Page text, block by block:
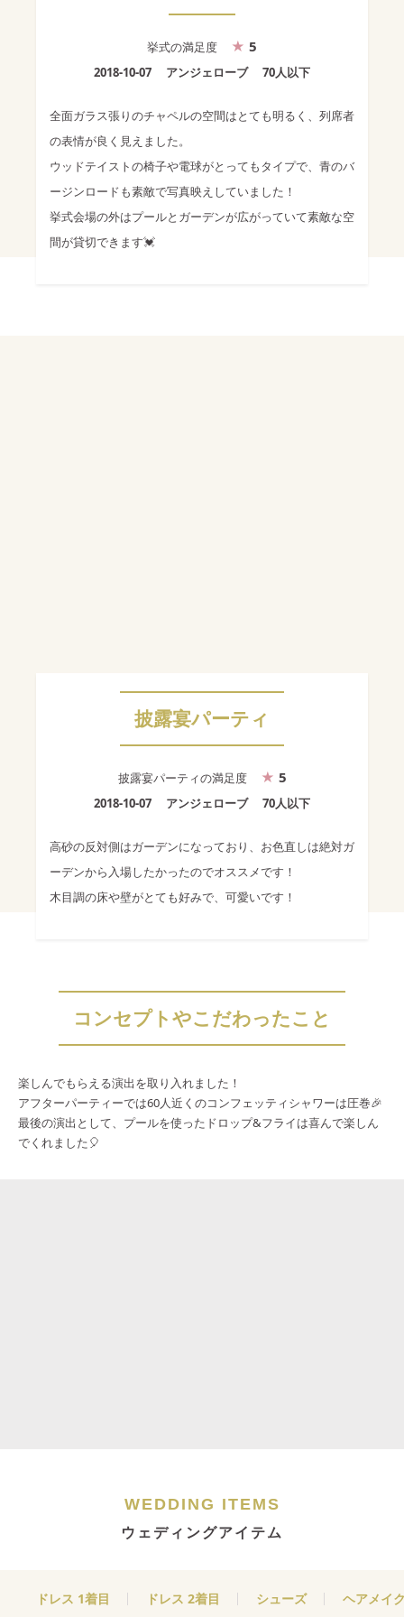
挙式の満足度 5
2018-10-07 アンジェローブ 70人以下
全面ガラス張りのチャペルの空間はとても明るく、列席者
の表情が良く見えました。
ウッドテイストの椅子や電球がとってもタイプで、青のバ
ージンロードも素敵で写真映えしていました！
挙式会場の外はプールとガーデンが広がっていて素敵な空
間が貸切できます💓
披露宴パーティ
披露宴パーティの満足度 5
2018-10-07 アンジェローブ 70人以下
高砂の反対側はガーデンになっており、お色直しは絶対ガ
ーデンから入場したかったのでオススメです！
木目調の床や壁がとても好みで、可愛いです！
コンセプトやこだわったこと
楽しんでもらえる演出を取り入れました！
アフターパーティーでは60人近くのコンフェッティシャワーは圧巻🎉
最後の演出として、プールを使ったドロップ&フライは喜んで楽しん
でくれました🎈
WEDDING ITEMS
ウェディングアイテム
ドレス 1着目 ドレス 2着目 シューズ ヘアメイ